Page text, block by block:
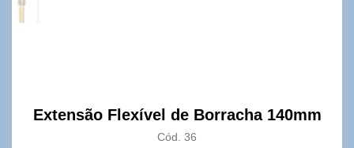
Extensão Flexível de Borracha 140mm
Cód. 36